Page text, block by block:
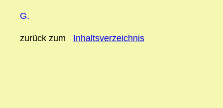
G.
zurück zum Inhaltsverzeichnis